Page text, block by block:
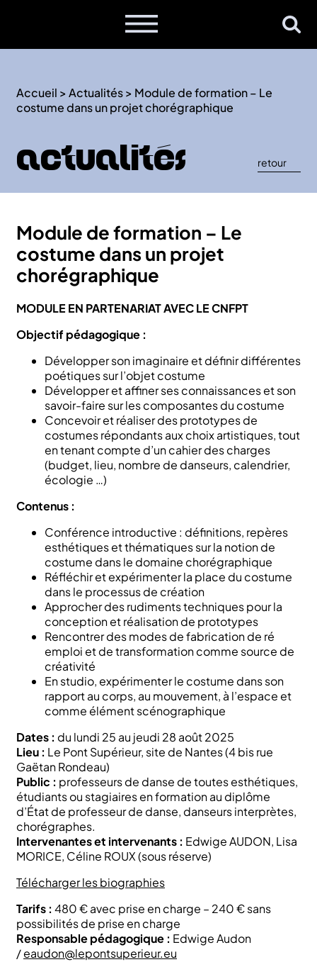
Accueil >Actualités> Module de formation – Le
costume dans un projet chorégraphique
Actualités retour
Module de formation – Le
costume dans un projet
chorégraphique
MODULE EN PARTENARIAT AVEC LE CNFPT
Objectif pédagogique :
Développer son imaginaire et définir différentes
poétiques sur l’objet costume
Développer et affiner ses connaissances et son
savoir-faire sur les composantes du costume
Concevoir et réaliser des prototypes de
costumes répondants aux choix artistiques, tout
en tenant compte d’un cahier des charges
(budget, lieu, nombre de danseurs, calendrier,
écologie …)
Contenus :
Conférence introductive : définitions, repères
esthétiques et thématiques sur la notion de
costume dans le domaine chorégraphique
Réfléchir et expérimenter la place du costume
dans le processus de création
Approcher des rudiments techniques pour la
conception et réalisation de prototypes
Rencontrer des modes de fabrication de ré
emploi et de transformation comme source de
créativité
En studio, expérimenter le costume dans son
rapport au corps, au mouvement, à l’espace et
comme élément scénographique
Dates : du lundi 25 au jeudi 28 août 2025
Lieu : Le Pont Supérieur, site de Nantes (4 bis rue
Gaëtan Rondeau)
Public : professeurs de danse de toutes esthétiques,
étudiants ou stagiaires en formation au diplôme
d’État de professeur de danse, danseurs interprètes,
chorégraphes.
Intervenantes et intervenants : Edwige AUDON, Lisa
MORICE, Céline ROUX (sous réserve)
Télécharger les biographies
Tarifs : 480 € avec prise en charge – 240 € sans
possibilités de prise en charge
Responsable pédagogique : Edwige Audon
/eaudon@lepontsuperieur.eu